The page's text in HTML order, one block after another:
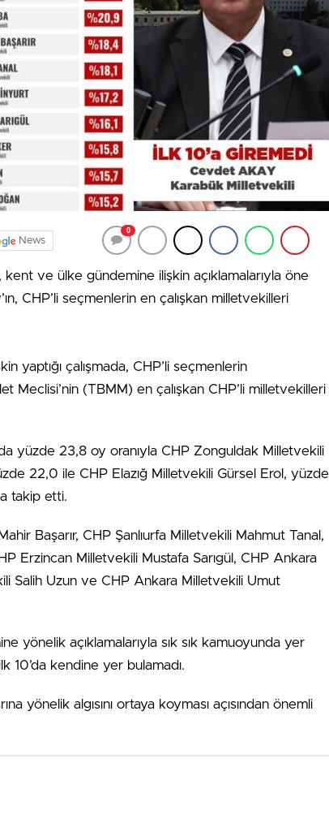
News
0
kent ve ülke gündemine ilişkin açıklamalarıyla öne
CHP’li seçmenlerin en çalışkan milletvekilleri
yaptığı çalışmada, CHP’li seçmenlerin
(TBMM) en çalışkan CHP’li milletvekilleri
yüzde 23,8 oy oranıyla CHP Zonguldak Milletvekili
22,0 ile CHP Elazığ Milletvekili Gürsel Erol, yüzde
takip etti.
Başarır, CHP Şanlıurfa Milletvekili Mahmut Tanal,
Erzincan Milletvekili Mustafa Sarıgül, CHP Ankara
Salih Uzun ve CHP Ankara Milletvekili Umut
yönelik açıklamalarıyla sık sık kamuoyunda yer
10’da kendine yer bulamadı.
yönelik algısını ortaya koyması açısından önemli